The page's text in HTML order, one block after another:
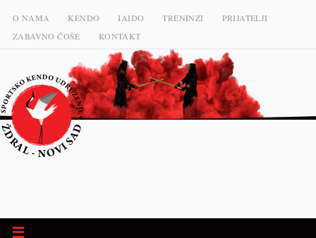
O NAMA KENDO IAIDO TRENINZI
PRIJATELJI
ZABAVNO ĆOŠE
KONTAKT